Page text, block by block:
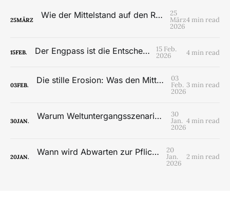
25MÄRZ Wie der Mittelstand auf den Regimewechsel reagieren sollte 25
März
2026
4 min read
15FEB. Der Engpass ist die Entscheidung 15 Feb.
2026 4 min read
03FEB. Die stille Erosion: Was den Mittelstand wirklich schwächt 03
Feb.
2026
3 min read
30JAN. Warum Weltuntergangsszenarien kein Zeichen des Endes sind – sondern von Übergängen 30
Jan.
2026
4 min read
20JAN. Wann wird Abwarten zur Pflichtverletzung? 20
Jan.
2026
2 min read